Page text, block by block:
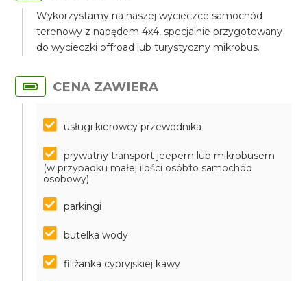
Wykorzystamy na naszej wycieczce samochód
terenowy z napędem 4x4, specjalnie przygotowany
do wycieczki offroad lub turystyczny mikrobus.
CENA ZAWIERA
usługi kierowcy przewodnika
prywatny transport jeepem lub mikrobusem
(w przypadku małej ilości osóbto samochód
osobowy)
parkingi
butelka wody
filiżanka cypryjskiej kawy